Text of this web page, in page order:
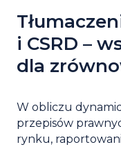
i CSRD –
dla
W obliczu
przepisów
rynku,